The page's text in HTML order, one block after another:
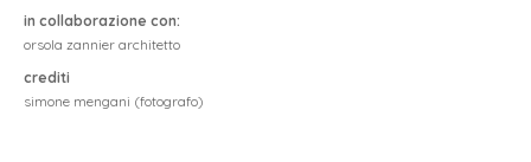
via maderno 17
CH-6900 lugano
studio@duea.ch
in collaborazione con:
orsola zannier architetto
crediti
simone mengani (fotografo)